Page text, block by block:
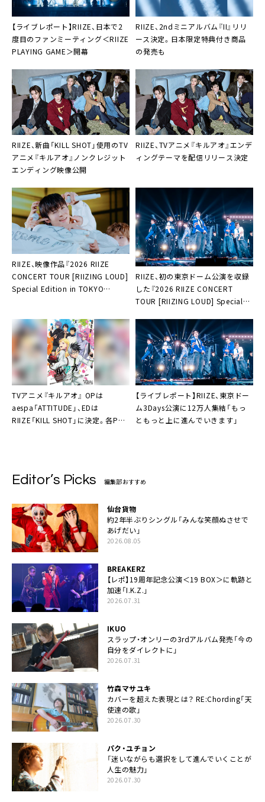
【ライブレポート】RIIZE、日本で2
度目のファンミーティング＜RIIZE
PLAYING GAME＞開幕
RIIZE、2ndミニアルバム『II』リリ
ース決定。日本限定特典付き商品
の発売も
RIIZE、新曲「KILL SHOT」使用のTV
アニメ『キルアオ』ノンクレジット
エンディング映像公開
RIIZE、TVアニメ『キルアオ』エンデ
ィングテーマを配信リリース決定
RIIZE、映像作品『2026 RIIZE
CONCERT TOUR [RIIZING LOUD]
Special Edition in TOKYO
RIIZE、初の東京ドーム公演を収録
した『2026 RIIZE CONCERT
TOUR [RIIZING LOUD] Special
定
TVアニメ『キルアオ』 OPは
aespa「ATTITUDE」、EDは
RIIZE「KILL SHOT」に決定。各PV
【ライブレポート】RIIZE、東京ドー
ム3Days公演に12万人集結「もっ
ともっと上に進んでいきます」
Editor’s Picks 編集部おすすめ
仙台貨物
約2年半ぶりシングル「みんな笑顔ぬさせで
あげだい」
2026.08.05
BREAKERZ
【レポ】19周年記念公演＜19 BOX＞に軌跡と
加速「I.K.Z.」
2026.07.31
IKUO
スラップ・オンリーの3rdアルバム発売「今の
自分をダイレクトに」
2026.07.31
竹森マサユキ
カバーを超えた表現とは？ RE:Chording「天
使達の歌」
2026.07.30
パク・ユチョン
「迷いながらも選択をして進んでいくことが
人生の魅力」
2026.07.30